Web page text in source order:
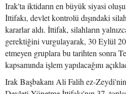
Irak'ta iktidarın en büyük siyasi
İttifakı, devlet kontrolü dışındaki
kararlar aldı. İttifak, silahların
gerektiğini vurgulayarak, 30 Eylül
etmeyen gruplara bu tarihten sonra
kapsamında işlem yapılacağını
Irak Başbakanı Ali Falih ez-